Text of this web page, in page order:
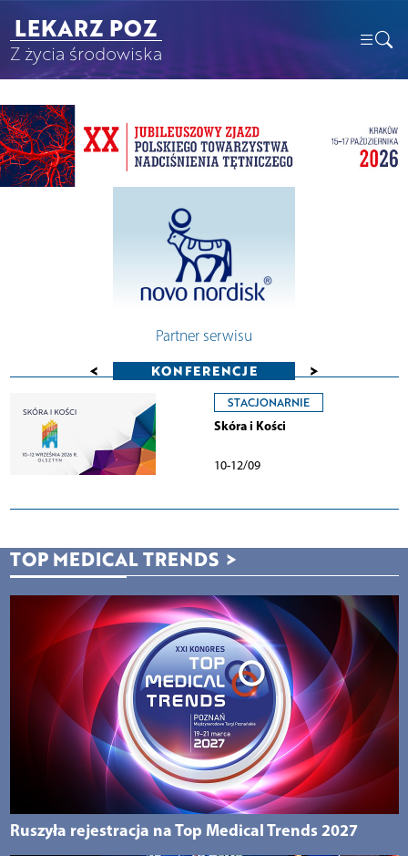
LEKARZ POZ
Z życia środowiska
Partner serwisu
< KONFERENCJE >
STACJONARNIE
Skóra i Kości
10-12/09
TOP MEDICAL TRENDS >
Ruszyła rejestracja na Top Medical Trends 2027